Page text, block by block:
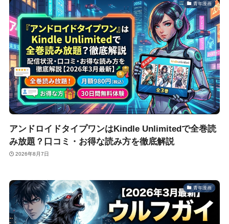
青年漫画
アンドロイドタイプワンはKindle Unlimitedで全巻読
み放題？口コミ・お得な読み方を徹底解説
2026年8月7日
青年漫画